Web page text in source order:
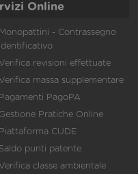
Online
Monopattini - Contrassegno
identificativo
Verifica revisioni effettuate
Verifica massa supplementare
Pagamenti PagoPA
Gestione Pratiche Online
Piattaforma CUDE
Saldo punti patente
Verifica classe ambientale